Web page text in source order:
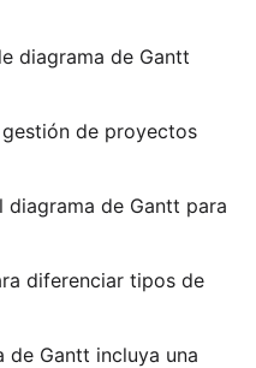
diagrama de Gantt
de proyectos
diagrama de Gantt para
diferenciar tipos de
de Gantt incluya una